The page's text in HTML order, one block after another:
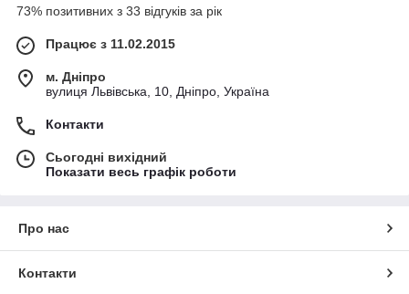
73% позитивних з 33 відгуків за рік
Працює з 11.02.2015
м. Дніпро
вулиця Львівська, 10, Дніпро, Україна
Контакти
Сьогодні вихідний
Показати весь графік роботи
Про нас
Контакти